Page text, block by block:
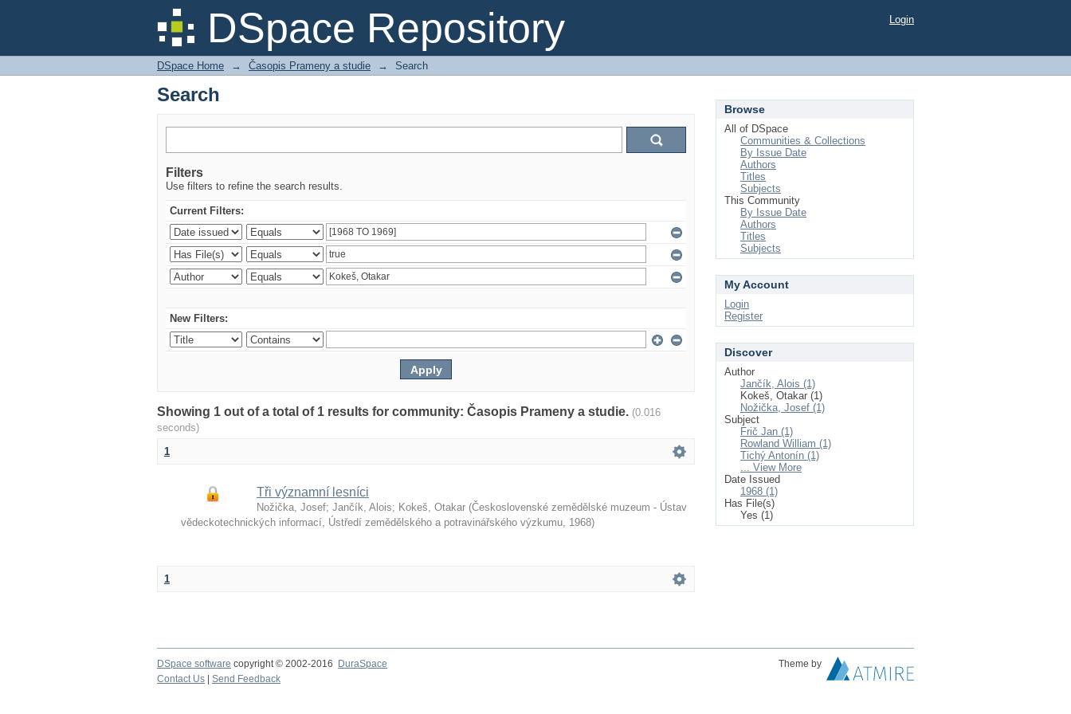
DSpace Repository
Search Login
DSpace Home → Časopis Prameny a studie → Search
Search
Filters
Use filters to refine the search results.
Current Filters:
New Filters:
Showing 1 out of a total of 1 results for community: Časopis Prameny a studie. (0.016
seconds)
1
Tři významní lesníci
Nožička, Josef; Jančík, Alois; Kokeš, Otakar (Československé zemědělské muzeum - Ústav
vědeckotechnických informací, Ústředí zemědělského a potravinářského výzkumu, 1968)
1
Browse
All of DSpace
Communities & Collections
By Issue Date
Authors
Titles
Subjects
This Community
By Issue Date
Authors
Titles
Subjects
My Account
Login
Register
Discover
Author
Jančík, Alois (1)
Kokeš, Otakar (1)
Nožička, Josef (1)
Subject
Frič Jan (1)
Rowland William (1)
Tichý Antonín (1)
... View More
Date Issued
1968 (1)
Has File(s)
Yes (1)
DSpace software copyright © 2002-2016 DuraSpace
Theme by
Contact Us
Send Feedback